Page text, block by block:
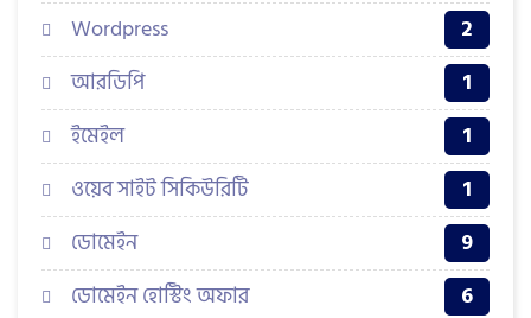
Wordpress
2
আরডিপি
1
ইমেইল
1
ওয়েব সাইট সিকিউরিটি
1
ডোমেইন
9
ডোমেইন হোস্টিং অফার
6